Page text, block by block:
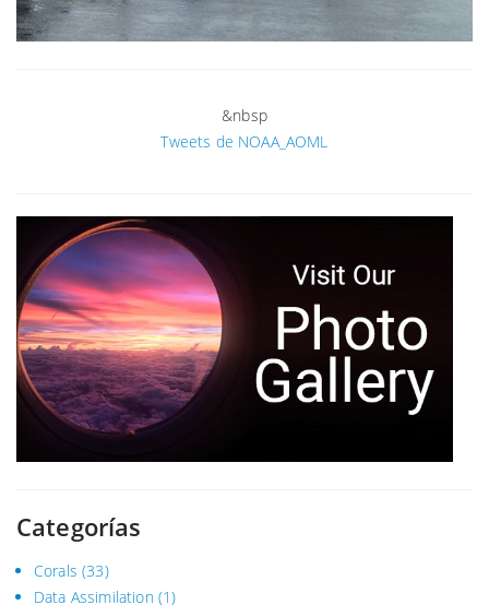
&nbsp
Tweets de NOAA_AOML
Categorías
Corals (33)
Data Assimilation(1)